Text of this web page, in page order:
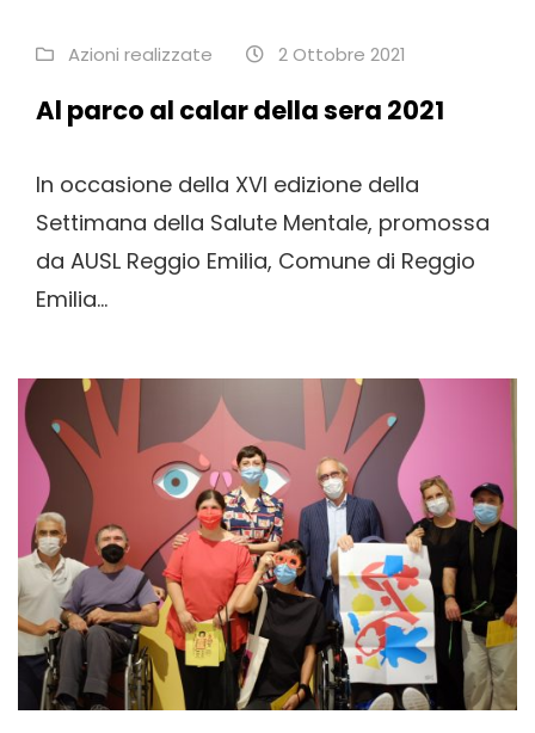
Azioni realizzate 2 Ottobre 2021
Al parco al calar della sera 2021
In occasione della XVI edizione della
Settimana della Salute Mentale, promossa
da AUSL Reggio Emilia, Comune di Reggio
Emilia...